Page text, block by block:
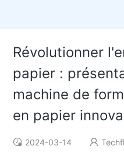
Révolutionner
papier :
machine de
en papier
2024-03-14